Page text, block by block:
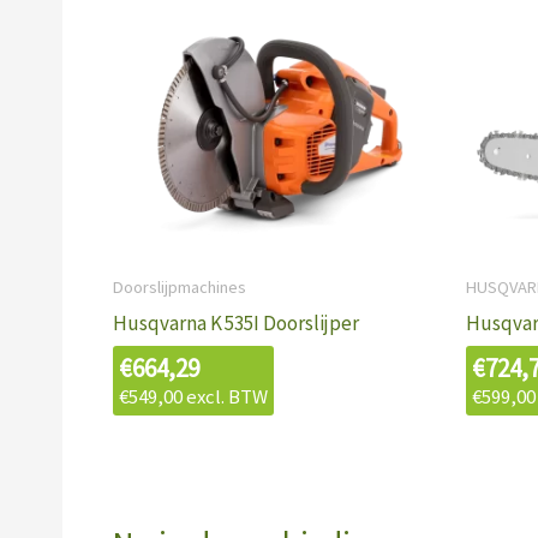
Doorslijpmachines
Husqvarna K 535I Doorslijper
€664,29
€549,00excl. BTW
€
€599,00